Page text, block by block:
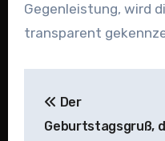
Gegenleistung, wird
transparent
Der
Geburtstagsgruß,